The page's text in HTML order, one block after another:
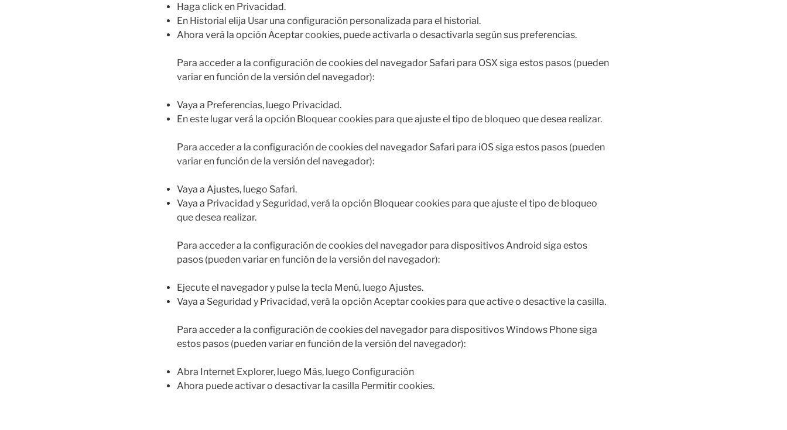
Haga click en Privacidad.
En Historial elija Usar una configuración personalizada para el historial.
Ahora verá la opción Aceptar cookies, puede activarla o desactivarla según sus preferencias.
Para acceder a la configuración de cookies del navegador Safari para OSX siga estos pasos (pueden
variar en función de la versión del navegador):
Vaya a Preferencias, luego Privacidad.
En este lugar verá la opción Bloquear cookies para que ajuste el tipo de bloqueo que desea realizar.
Para acceder a la configuración de cookies del navegador Safari para iOS siga estos pasos (pueden
variar en función de la versión del navegador):
Vaya a Ajustes, luego Safari.
Vaya a Privacidad y Seguridad, verá la opción Bloquear cookies para que ajuste el tipo de bloqueo
que desea realizar.
Para acceder a la configuración de cookies del navegador para dispositivos Android siga estos
pasos (pueden variar en función de la versión del navegador):
Ejecute el navegador y pulse la tecla Menú, luego Ajustes.
Vaya a Seguridad y Privacidad, verá la opción Aceptar cookies para que active o desactive la casilla.
Para acceder a la configuración de cookies del navegador para dispositivos Windows Phone siga
estos pasos (pueden variar en función de la versión del navegador):
Abra Internet Explorer, luego Más, luego Configuración
Ahora puede activar o desactivar la casilla Permitir cookies.